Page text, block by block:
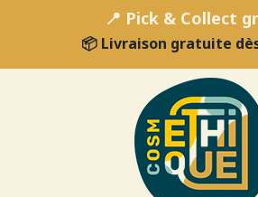
📍 Pick & Collect
📦 Livraison gratuite dès